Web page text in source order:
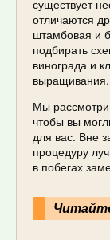
существует
отличаются
штамбовая и
подбирать
винограда и
выращивания.
Мы
чтобы вы
для вас. Вне
процедуру
в побегах